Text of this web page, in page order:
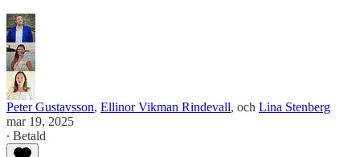
Peter Gustavsson, Ellinor Vikman Rindevall, och Lina Stenberg
mar 19, 2025
∙ Betald